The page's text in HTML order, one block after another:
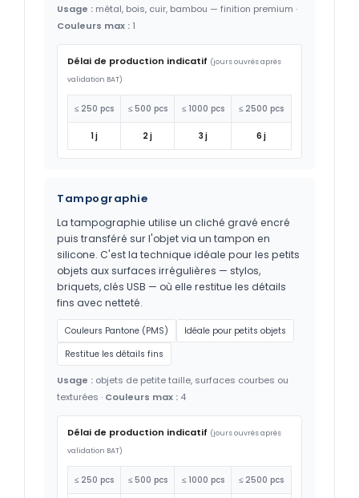
Usage : métal, bois, cuir, bambou — finition premium ·
Couleurs max : 1
Délai de production indicatif (jours ouvrés après
validation BAT)
≤ 250 pcs ≤ 500 pcs ≤ 1000 pcs ≤ 2500 pcs
1 j 2 j 3 j 6 j
Tampographie
La tampographie utilise un cliché gravé encré
puis transféré sur l'objet via un tampon en
silicone. C'est la technique idéale pour les petits
objets aux surfaces irrégulières — stylos,
briquets, clés USB — où elle restitue les détails
fins avec netteté.
Couleurs Pantone (PMS)
Idéale pour petits objets
Restitue les détails fins
Usage : objets de petite taille, surfaces courbes ou
texturées · Couleurs max : 4
Délai de production indicatif (jours ouvrés après
validation BAT)
≤ 250 pcs ≤ 500 pcs ≤ 1000 pcs ≤ 2500 pcs